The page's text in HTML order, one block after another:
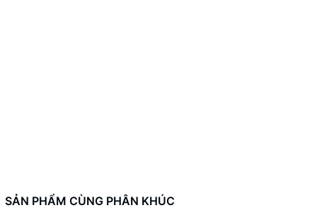
SẢN PHẨM CÙNG PHÂN KHÚC